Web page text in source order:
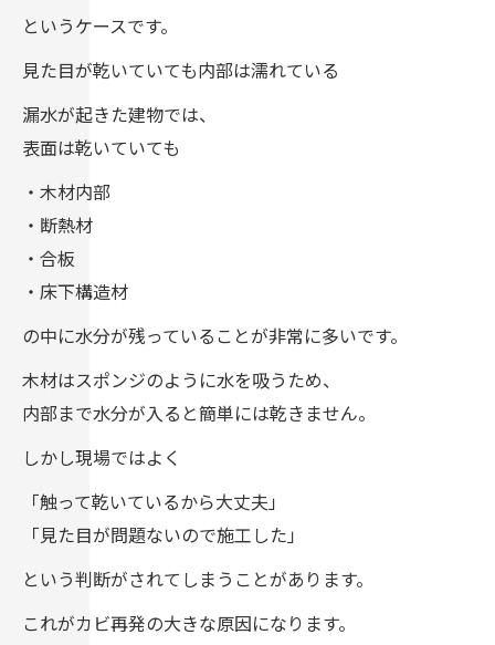
というケースです。
見た目が乾いていても内部は濡れている
漏水が起きた建物では、
表面は乾いていても
・木材内部
・断熱材
・合板
・床下構造材
の中に水分が残っていることが非常に多いです。
木材はスポンジのように水を吸うため、
内部まで水分が入ると簡単には乾きません。
しかし現場ではよく
「触って乾いているから大丈夫」
「見た目が問題ないので施工した」
という判断がされてしまうことがあります。
これがカビ再発の大きな原因になります。